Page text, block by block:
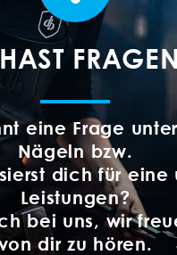
eine Frage
Nägeln bzw.
dich für eine
Leistungen?
bei uns, wir
dir zu hören.